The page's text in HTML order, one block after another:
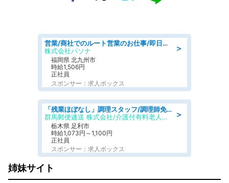
＞
営業/商社でのルート営業のお仕事/即日勤務可/車通勤可/営業
株式会社パソナ
福岡県 北九州市
時給1,506円
正社員
スポンサー：求人ボックス
＞
「残業ほぼなし」調理スタッフ/調理師免許必須/正職員/日勤のみ/介護付き有料老人ホーム/社会保障完備
群馬郵便逓送 株式会社/介護付有料老人ホーム ふる里
栃木県 足利市
時給1,073円～1,100円
正社員
スポンサー：求人ボックス
姉妹サイト